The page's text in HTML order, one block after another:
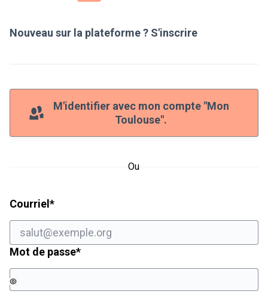
Nouveau sur la plateforme ? S'inscrire
M'identifier avec mon compte "Mon
Toulouse".
Ou
Courriel *Champ obligatoire
Mot de passe*Champ obligatoire